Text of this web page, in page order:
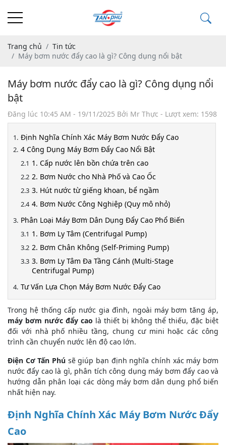
Trang chủ
Tin tức
Máy bơm nước đẩy cao là gì? Công dụng nổi bật
Máy bơm nước đẩy cao là gì? Công dụng nổi
bật
Đăng lúc 10:45 AM - 19/11/2025 Bởi Mr Thực - Lượt xem: 1598
Định Nghĩa Chính Xác Máy Bơm Nước Đẩy Cao
4 Công Dụng Máy Bơm Đẩy Cao Nổi Bật
1. Cấp nước lên bồn chứa trên cao
2. Bơm Nước cho Nhà Phố và Cao Ốc
3. Hút nước từ giếng khoan, bể ngầm
4. Bơm Nước Công Nghiệp (Quy mô nhỏ)
Phân Loại Máy Bơm Dân Dụng Đẩy Cao Phổ Biến
1. Bơm Ly Tâm (Centrifugal Pump)
2. Bơm Chân Không (Self-Priming Pump)
3. Bơm Ly Tâm Đa Tầng Cánh (Multi-Stage
Centrifugal Pump)
Tư Vấn Lựa Chọn Máy Bơm Nước Đẩy Cao
Trong hệ thống cấp nước gia đình, ngoài máy bơm tăng áp,
máy bơm nước đẩy cao là thiết bị không thể thiếu, đặc biệt
đối với nhà phố nhiều tầng, chung cư mini hoặc các công
trình cần chuyển nước lên độ cao lớn.
Điện Cơ Tấn Phú sẽ giúp bạn định nghĩa chính xác máy bơm
nước đẩy cao là gì, phân tích công dụng máy bơm đẩy cao và
hướng dẫn phân loại các dòng máy bơm dân dụng phổ biến
nhất hiện nay.
Định Nghĩa Chính Xác Máy Bơm Nước Đẩy
Cao